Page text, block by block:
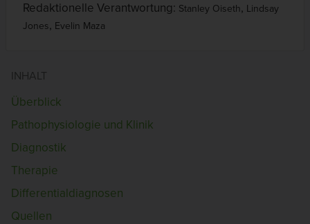
Redaktionelle Verantwortung: Stanley Oiseth, Lindsay
Jones, Evelin Maza
INHALT
Überblick
Pathophysiologie und Klinik
Diagnostik
Therapie
Differentialdiagnosen
Quellen